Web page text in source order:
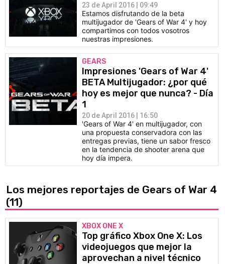
23 de April 2016 | 09:49
Estamos disfrutando de la beta
multijugador de 'Gears of War 4' y hoy
compartimos con todos vosotros
nuestras impresiones.
GEARS
Impresiones 'Gears of War 4'
BETA Multijugador: ¿por qué
hoy es mejor que nunca? - Día
1
20 de April 2016 | 16:50
'Gears of War 4' en multijugador, con
una propuesta conservadora con las
entregas previas, tiene un sabor fresco
en la tendencia de shooter arena que
hoy día impera.
Los mejores reportajes de Gears of War 4
(11)
XBOX ONE X
Top gráfico Xbox One X: Los
videojuegos que mejor la
aprovechan a nivel técnico